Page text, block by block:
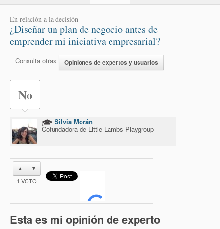
En relación a la decisión
¿Diseñar un plan de negocio antes de
emprender mi iniciativa empresarial?
Consulta otras Opiniones de expertos y usuarios
No
Silvia Morán
Cofundadora de Little Lambs Playgroup
▲ ▼
1 VOTO
Esta es mi opinión de experto